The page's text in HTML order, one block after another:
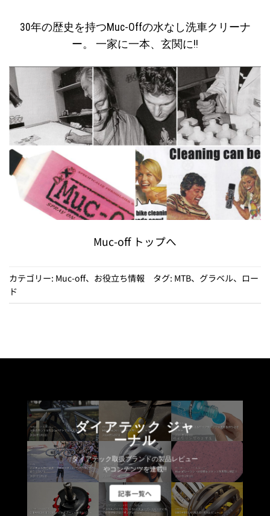
30年の歴史を持つMuc-Offの水なし洗車クリーナ
ー。 一家に一本、玄関に!!
Muc-off トップへ
カテゴリー: Muc-off、 お役立ち情報 タグ: MTB、 グラベル、 ロー
ド
ダイアテック ジャ
ーナル
ダイアテック取扱ブランドの製品レビュー
やコンテンツを連載!!
記事一覧へ